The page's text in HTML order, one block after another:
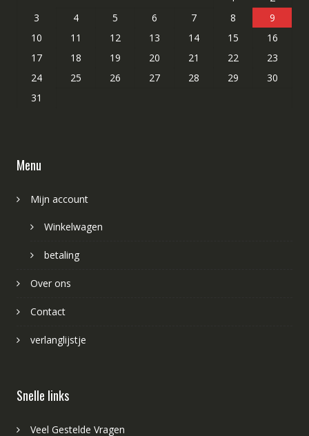
3
4 5 6 7 8
9
10
11 12 13 14 15
16
17
18 19 20 21 22
23
24
25 26 27 28 29
30
31
Menu
Mijn account
Winkelwagen
betaling
Over ons
Contact
verlanglijstje
Snelle links
Veel Gestelde Vragen